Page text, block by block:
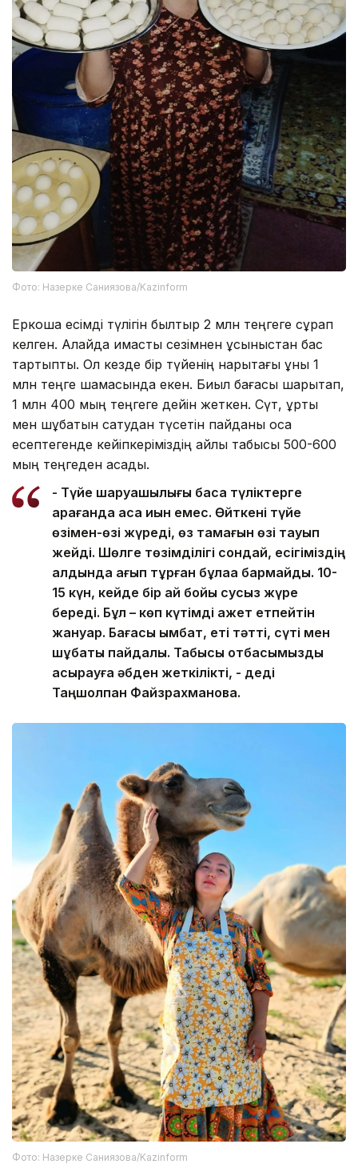
Фото: Назерке Саниязова/Kazinform
Еркоша есімді түлігін былтыр 2 млн теңгеге сұрап
келген. Алайда қимастық сезімнен ұсыныстан бас
тартыпты. Ол кезде бір түйенің нарықтағы құны 1
млн теңге шамасында екен. Биыл бағасы шарықтап,
1 млн 400 мың теңгеге дейін жеткен. Сүт, құрты
мен шұбатын сатудан түсетін пайданы қоса
есептегенде кейіпкеріміздің айлық табысы 500-600
мың теңгеден асады.
- Түйе шаруашылығы басқа түліктерге
қарағанда аса қиын емес. Өйткені түйе
өзімен-өзі жүреді, өз тамағын өзі тауып
жейді. Шөлге төзімділігі сондай, есігіміздің
алдында ағып тұрған бұлаққа бармайды. 10-
15 күн, кейде бір ай бойы сусыз жүре
береді. Бұл – көп күтімді қажет етпейтін
жануар. Бағасы қымбат, еті тәтті, сүті мен
шұбаты пайдалы. Табысы отбасымызды
асырауға әбден жеткілікті, - деді
Таңшолпан Файзрахманова.
Фото: Назерке Саниязова/Kazinform